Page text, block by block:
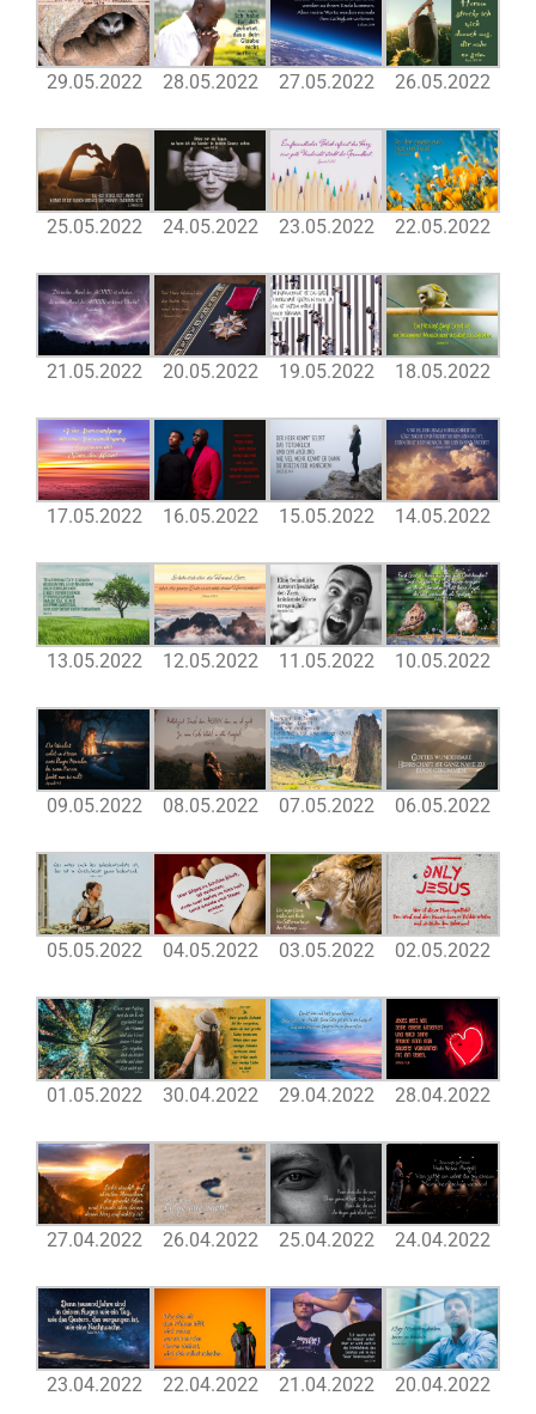
29.05.2022 28.05.2022 27.05.2022 26.05.2022
25.05.2022 24.05.2022 23.05.2022 22.05.2022
21.05.2022 20.05.2022 19.05.2022 18.05.2022
17.05.2022 16.05.2022 15.05.2022 14.05.2022
13.05.2022 12.05.2022 11.05.2022 10.05.2022
09.05.2022 08.05.2022 07.05.2022 06.05.2022
05.05.2022 04.05.2022 03.05.2022 02.05.2022
01.05.2022 30.04.2022 29.04.2022 28.04.2022
27.04.2022 26.04.2022 25.04.2022 24.04.2022
23.04.2022 22.04.2022 21.04.2022 20.04.2022